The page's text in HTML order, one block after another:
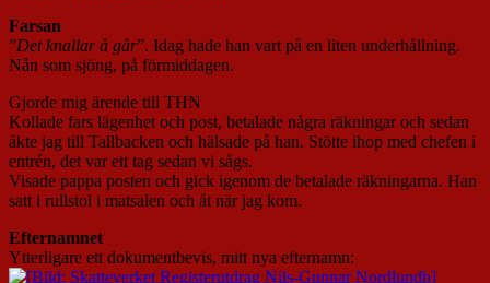
Farsan
”Det knallar å går”. Idag hade han vart på en liten underhållning.
Nån som sjöng, på förmiddagen.
Gjorde mig ärende till THN
Kollade fars lägenhet och post, betalade några räkningar och sedan
åkte jag till Tallbacken och hälsade på han. Stötte ihop med chefen i
entrén, det var ett tag sedan vi sågs.
Visade pappa posten och gick igenom de betalade räkningarna. Han
satt i rullstol i matsalen och åt när jag kom.
Efternamnet
Ytterligare ett dokumentbevis, mitt nya efternamn: